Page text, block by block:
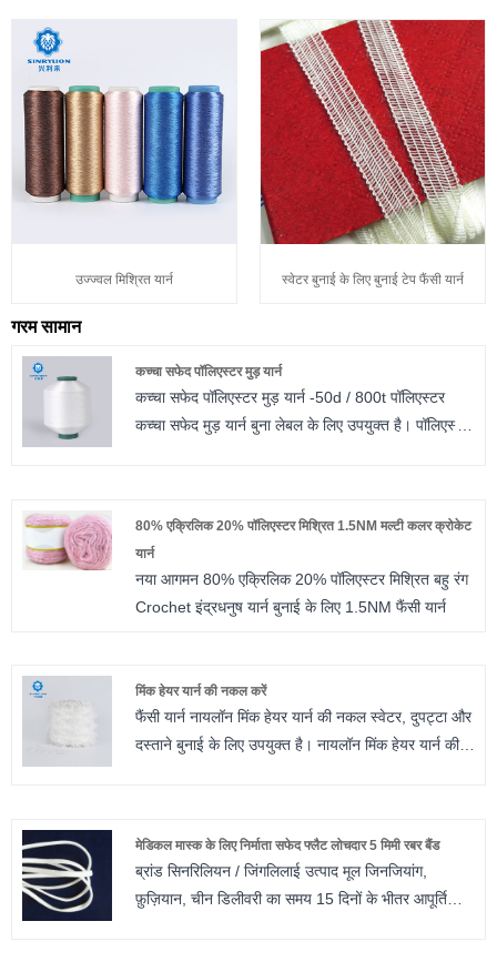
उज्ज्वल मिश्रित यार्न स्वेटर बुनाई के लिए बुनाई टेप फैंसी यार्न
गरम सामान
कच्चा सफेद पॉलिएस्टर मुड़ यार्न
कच्चा सफेद पॉलिएस्टर मुड़ यार्न -50d / 800t पॉलिएस्टर
कच्चा सफेद मुड़ यार्न बुना लेबल के लिए उपयुक्त है। पॉलिएस्टर
1000TPM तक है। हम छोटे आदेश स्वीकार करते हैं और मुफ्त
नमूना प्रदान किया जाता है।
80% एक्रिलिक 20% पॉलिएस्टर मिश्रित 1.5NM मल्टी कलर क्रोकेट
यार्न
नया आगमन 80% एक्रिलिक 20% पॉलिएस्टर मिश्रित बहु रंग
Crochet इंद्रधनुष यार्न बुनाई के लिए 1.5NM फैंसी यार्न
मिंक हेयर यार्न की नकल करें
फैंसी यार्न नायलॉन मिंक हेयर यार्न की नकल स्वेटर, दुपट्टा और
दस्ताने बुनाई के लिए उपयुक्त है। नायलॉन मिंक हेयर यार्न की
6.5NM; 5 सेमी / 5.6NM; हम छोटे आदेश को स्वीकार करते
हैं और मुफ्त नमूना प्रदान किया जाता है। मिंक हेयर यार्न का
अनुकरण करें
मेडिकल मास्क के लिए निर्माता सफेद फ्लैट लोचदार 5 मिमी रबर बैंड
ब्रांड सिनरिलियन / जिंगलिलाई उत्पाद मूल जिनजियांग,
फ़ुज़ियान, चीन डिलीवरी का समय 15 दिनों के भीतर आपूर्ति